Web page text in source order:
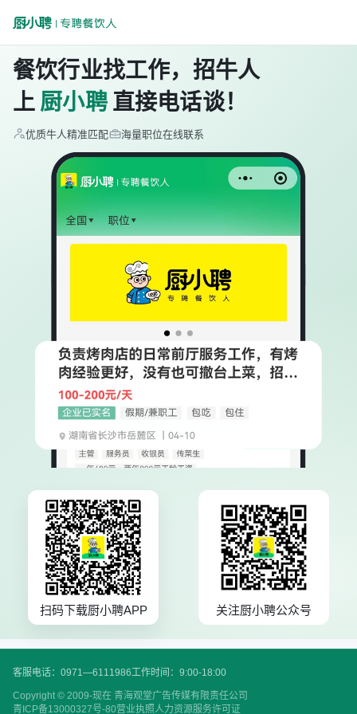
餐饮行业找工作，招牛人
上 厨小聘 直接电话谈！
优质牛人精准匹配 海量职位在线联系
扫码下载厨小聘APP 关注厨小聘公众号
客服电话：0971—6111986工作时间：9:00-18:00
Copyright © 2009-现在 青海观堂广告传媒有限责任公司
青ICP备13000327号-80营业执照人力资源服务许可证